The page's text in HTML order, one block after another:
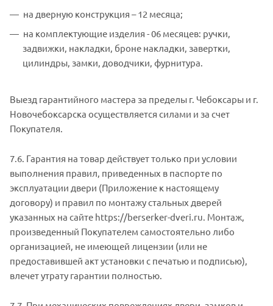
на дверную конструкция – 12 месяца;
на комплектующие изделия - 06 месяцев: ручки,
задвижки, накладки, броне накладки, завертки,
цилиндры, замки, доводчики, фурнитура.
Выезд гарантийного мастера за пределы г. Чебоксары и г.
Новочебоксарска осуществляется силами и за счет
Покупателя.
7.6. Гарантия на товар действует только при условии
выполнения правил, приведенных в паспорте по
эксплуатации двери (Приложение к настоящему
договору) и правил по монтажу стальных дверей
указанных на сайте https://berserker-dveri.ru. Монтаж,
произведенный Покупателем самостоятельно либо
организацией, не имеющей лицензии (или не
предоставившей акт установки с печатью и подписью),
влечет утрату гарантии полностью.